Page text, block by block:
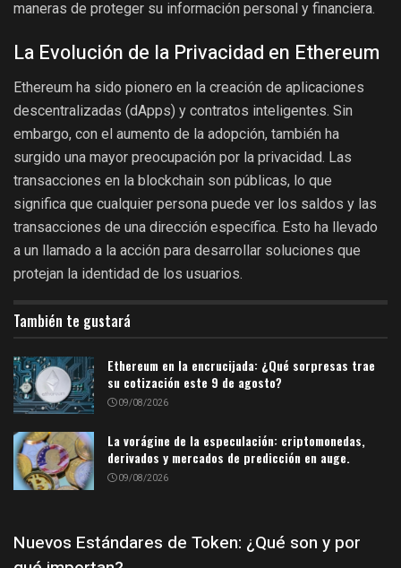
maneras de proteger su información personal y financiera.
La Evolución de la Privacidad en Ethereum
Ethereum ha sido pionero en la creación de aplicaciones
descentralizadas (dApps) y contratos inteligentes. Sin
embargo, con el aumento de la adopción, también ha
surgido una mayor preocupación por la privacidad. Las
transacciones en la blockchain son públicas, lo que
significa que cualquier persona puede ver los saldos y las
transacciones de una dirección específica. Esto ha llevado
a un llamado a la acción para desarrollar soluciones que
protejan la identidad de los usuarios.
También te gustará
Ethereum en la encrucijada: ¿Qué sorpresas trae
su cotización este 9 de agosto?
09/08/2026
La vorágine de la especulación: criptomonedas,
derivados y mercados de predicción en auge.
09/08/2026
Nuevos Estándares de Token: ¿Qué son y por